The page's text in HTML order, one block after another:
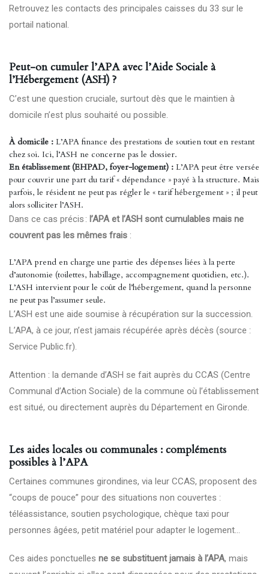
Retrouvez les contacts des principales caisses du 33 sur le
portail national.
Peut-on cumuler l’APA avec l’Aide Sociale à
l’Hébergement (ASH) ?
C’est une question cruciale, surtout dès que le maintien à
domicile n’est plus souhaité ou possible.
À domicile : L’APA finance des prestations de soutien tout en restant
chez soi. Ici, l’ASH ne concerne pas le dossier.
En établissement (EHPAD, foyer-logement) : L’APA peut être versée
pour couvrir une part du tarif « dépendance » payé à la structure. Mais
parfois, le résident ne peut pas régler le « tarif hébergement » ; il peut
alors solliciter l’ASH.
Dans ce cas précis : l’APA et l’ASH sont cumulables mais ne
couvrent pas les mêmes frais :
L’APA prend en charge une partie des dépenses liées à la perte
d’autonomie (toilettes, habillage, accompagnement quotidien, etc.).
L’ASH intervient pour le coût de l’hébergement, quand la personne
ne peut pas l’assumer seule.
L’ASH est une aide soumise à récupération sur la succession.
L’APA, à ce jour, n’est jamais récupérée après décès (source :
Service Public.fr).
Attention : la demande d’ASH se fait auprès du CCAS (Centre
Communal d’Action Sociale) de la commune où l’établissement
est situé, ou directement auprès du Département en Gironde.
Les aides locales ou communales : compléments
possibles à l’APA
Certaines communes girondines, via leur CCAS, proposent des
“coups de pouce” pour des situations non couvertes :
téléassistance, soutien psychologique, chèque taxi pour
personnes âgées, petit matériel pour adapter le logement…
Ces aides ponctuelles ne se substituent jamais à l’APA, mais